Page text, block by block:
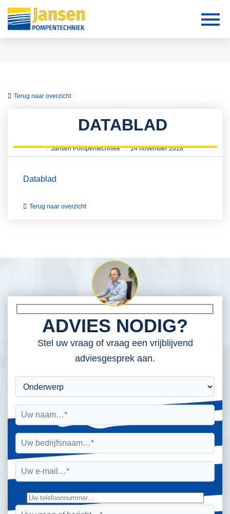
Terug naar overzicht
DATABLAD
Jansen Pompentechniek 14 november 2018
Datablad
Terug naar overzicht
ADVIES NODIG?
Stel uw vraag of vraag een vrijblijvend
adviesgesprek aan.